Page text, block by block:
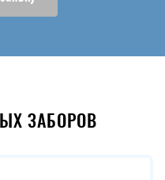
ЗАБОРОВ